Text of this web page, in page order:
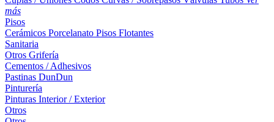
más
Pisos
Cerámicos Porcelanato Pisos Flotantes
Sanitaria
Otros Grifería
Cementos / Adhesivos
Pastinas DunDun
Pinturería
Pinturas Interior / Exterior
Otros